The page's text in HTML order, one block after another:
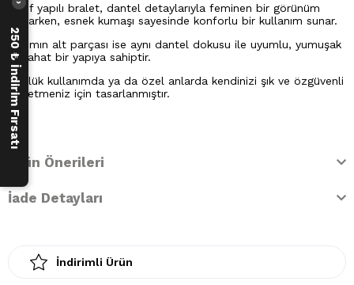
Hafif yapılı bralet, dantel detaylarıyla feminen bir görünüm
sağlarken, esnek kumaşı sayesinde konforlu bir kullanım sunar.
Takımın alt parçası ise aynı dantel dokusu ile uyumlu, yumuşak
ve rahat bir yapıya sahiptir.
Günlük kullanımda ya da özel anlarda kendinizi şık ve özgüvenli
hissetmeniz için tasarlanmıştır.
Ürün Önerileri
İade Detayları
İndirimli Ürün
250 ₺ İndirim Fırsatı
›